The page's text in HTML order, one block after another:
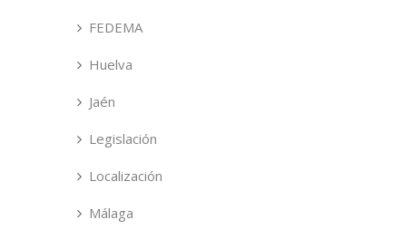
FEDEMA
Huelva
Jaén
Legislación
Localización
Málaga